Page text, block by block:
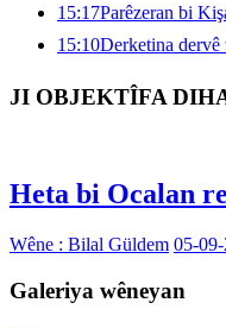
15:17Parêzeran bi
15:10Derketina
JI OBJEKTÎFA
Heta bi Ocalan
Wêne : Bilal Güldem 05-
Galeriya wêneyan